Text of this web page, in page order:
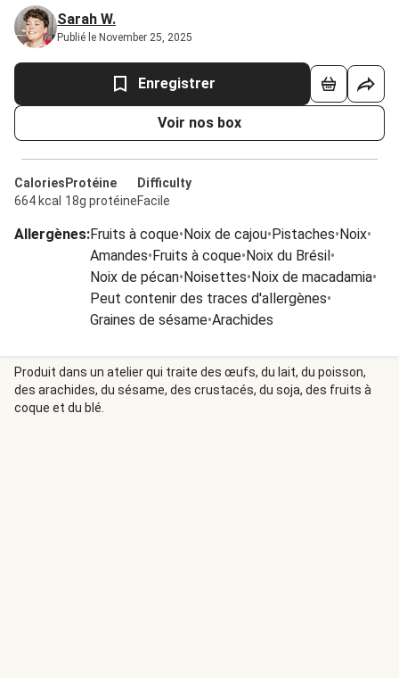
Sarah W.
Publié le November 25, 2025
Enregistrer
Voir nos box
Calories
664 kcal
Protéine
18g protéine
Difficulty
Facile
Allergènes:Fruits à coque•Noix de cajou•Pistaches•Noix•
Amandes•Fruits à coque•Noix du Brésil•
Noix de pécan•Noisettes•Noix de macadamia•
Peut contenir des traces d'allergènes•
Graines de sésame•Arachides
Produit dans un atelier qui traite des œufs, du lait, du poisson,
des arachides, du sésame, des crustacés, du soja, des fruits à
coque et du blé.